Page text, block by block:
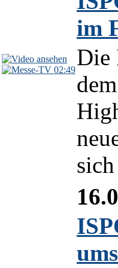
02:49
im
Die